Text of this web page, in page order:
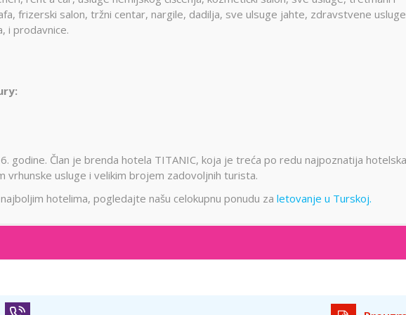
frizerski salon, tržni centar, nargile, dadilja, sve ulsuge jahte, zdravstvene usluge
i prodavnice.
godine. Član je brenda hotela TITANIC, koja je treća po redu najpoznatija hotelska
vrhunske usluge i velikim brojem zadovoljnih turista.
hotelima, pogledajte našu celokupnu ponudu za letovanje u Turskoj.